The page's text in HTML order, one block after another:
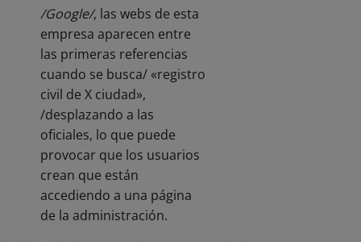
/Google/, las webs de esta
empresa aparecen entre
las primeras referencias
cuando se busca/ «registro
civil de X ciudad»,
/desplazando a las
oficiales, lo que puede
provocar que los usuarios
crean que están
accediendo a una página
de la administración.